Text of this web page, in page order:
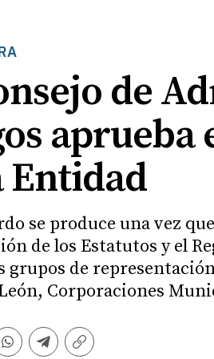
de
Entidad
se produce una vez
de los Estatutos y el
grupos de
Corporaciones
Whatsapp
Telegram
Copiar